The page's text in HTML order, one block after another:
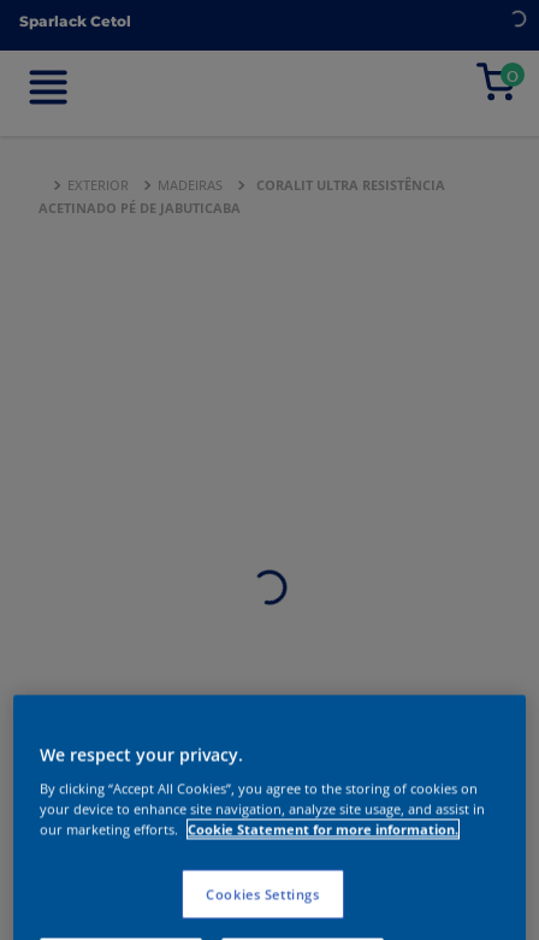
Sparlack Cetol
0
Sparlack Cetol
0
EXTERIOR MADEIRAS
CORALIT ULTRA RESISTÊNCIA
ACETINADO PÉ DE JABUTICABA
We respect your privacy.
By clicking “Accept All Cookies”, you agree to the storing of cookies on
your device to enhance site navigation, analyze site usage, and assist in
our marketing efforts.
Cookie Statement for more information.
Cookies Settings